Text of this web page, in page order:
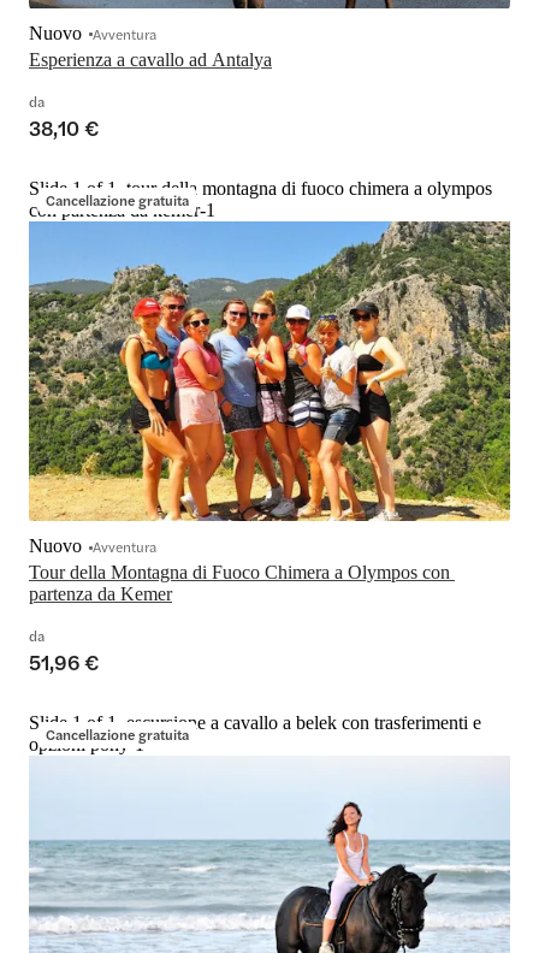
Esperienza a cavallo ad Antalya
Nuovo Avventura
da
38,10 €
Cancellazione gratuita
Slide 1 of 1, tour della montagna di fuoco chimera a olympos
con partenza da kemer-1
Tour della Montagna di Fuoco Chimera a Olympos con
partenza da Kemer
Nuovo Avventura
da
51,96 €
Cancellazione gratuita
Slide 1 of 1, escursione a cavallo a belek con trasferimenti e
opzioni pony-1